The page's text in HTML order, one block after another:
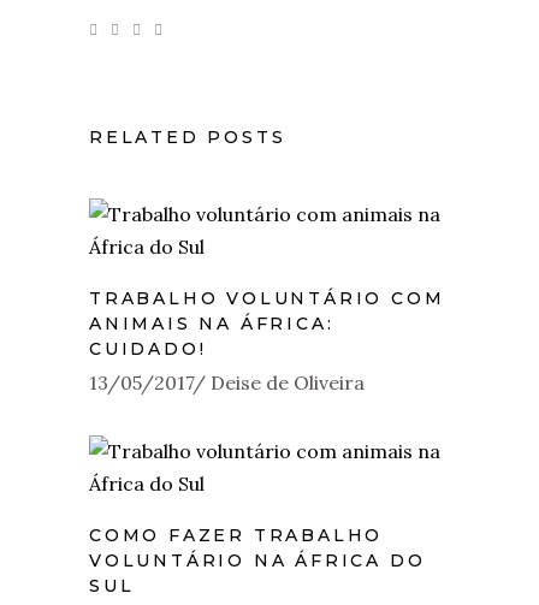
RELATED POSTS
TRABALHO VOLUNTÁRIO COM
ANIMAIS NA ÁFRICA:
CUIDADO!
13/05/2017 Deise de Oliveira
COMO FAZER TRABALHO
VOLUNTÁRIO NA ÁFRICA DO
SUL